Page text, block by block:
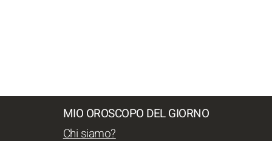
MIO OROSCOPO DEL GIORNO
Chi siamo?